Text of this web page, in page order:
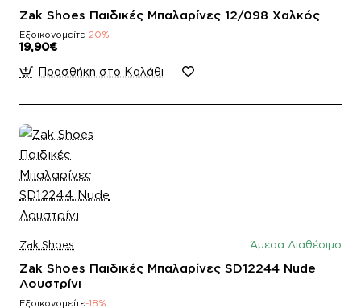
Zak Shoes Παιδικές Μπαλαρίνες 12/098 Χαλκός
Εξοικονομείτε-20%
19,90€
Προσθήκη στο Καλάθι
Zak Shoes Άμεσα Διαθέσιμο
Zak Shoes Παιδικές Μπαλαρίνες SD12244 Nude
Λουστρίνι
Εξοικονομείτε-18%